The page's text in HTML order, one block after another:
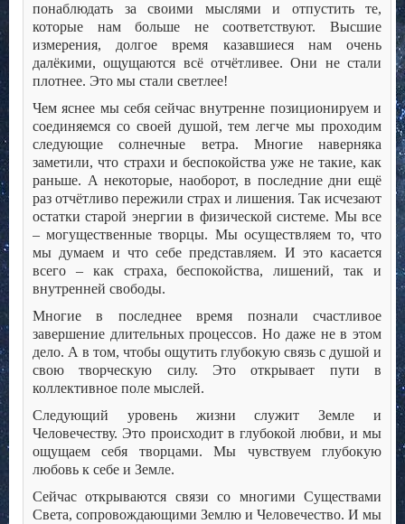
понаблюдать за своими мыслями и отпустить те,
которые нам больше не соответствуют. Высшие
измерения, долгое время казавшиеся нам очень
далёкими, ощущаются всё отчётливее. Они не стали
плотнее. Это мы стали светлее!
Чем яснее мы себя сейчас внутренне позиционируем и
соединяемся со своей душой, тем легче мы проходим
следующие солнечные ветра. Многие наверняка
заметили, что страхи и беспокойства уже не такие, как
раньше. А некоторые, наоборот, в последние дни ещё
раз отчётливо пережили страх и лишения. Так исчезают
остатки старой энергии в физической системе. Мы все
– могущественные творцы. Мы осуществляем то, что
мы думаем и что себе представляем. И это касается
всего – как страха, беспокойства, лишений, так и
внутренней свободы.
Многие в последнее время познали счастливое
завершение длительных процессов. Но даже не в этом
дело. А в том, чтобы ощутить глубокую связь с душой и
свою творческую силу. Это открывает пути в
коллективное поле мыслей.
Следующий уровень жизни служит Земле и
Человечеству. Это происходит в глубокой любви, и мы
ощущаем себя творцами. Мы чувствуем глубокую
любовь к себе и Земле.
Сейчас открываются связи со многими Существами
Света, сопровождающими Землю и Человечество. И мы